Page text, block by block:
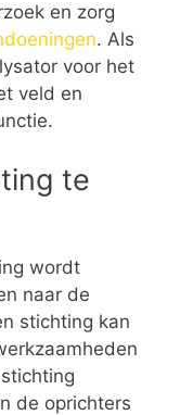
en zorg
. Als
voor het
veld en
te
wordt
naar de
stichting kan
de oprichters